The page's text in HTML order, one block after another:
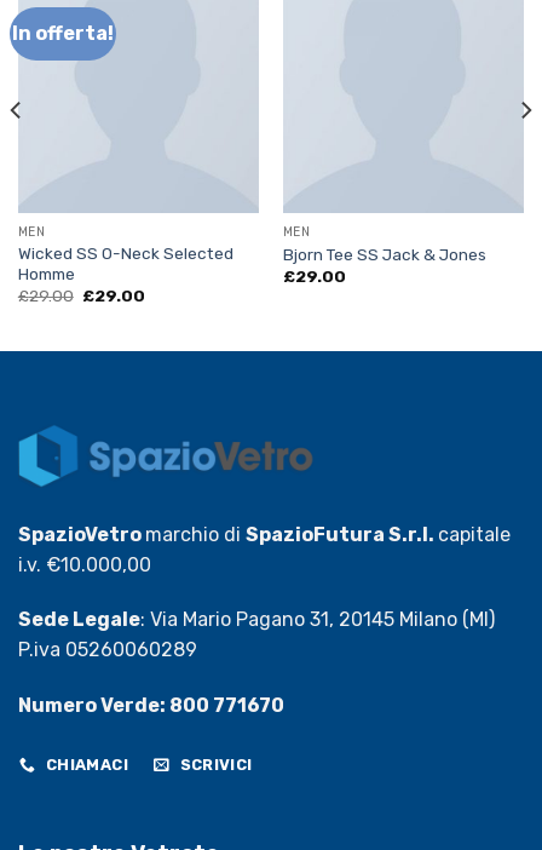
In offerta!
MEN
Wicked SS O-Neck Selected
Homme
£29.00 Il
£29.00.
£29.00Il
£29.00.
MEN
Bjorn Tee SS Jack & Jones
£29.00
SpazioVetro marchio di SpazioFutura S.r.l. capitale
i.v. €10.000,00
Sede Legale: Via Mario Pagano 31, 20145 Milano (MI)
P.iva 05260060289
Numero Verde: 800 771670
CHIAMACI SCRIVICI